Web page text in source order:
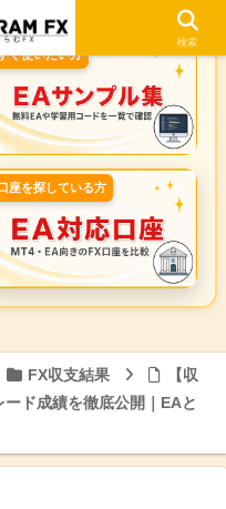
ぐ使いたい方
座を探している方
FX収支結果
【収
ド成績を徹底公開｜EAと
検索